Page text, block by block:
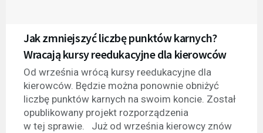
Jak zmniejszyć liczbę punktów karnych?
Wracają kursy reedukacyjne dla kierowców
Od września wrócą kursy reedukacyjne dla
kierowców. Będzie można ponownie obniżyć
liczbę punktów karnych na swoim koncie. Został
opublikowany projekt rozporządzenia
w tej sprawie. Już od września kierowcy znów